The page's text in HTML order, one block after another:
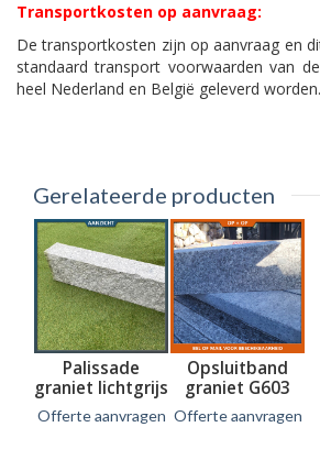
Transportkosten op aanvraag:
De transportkosten zijn op aanvraag en
standaard transport voorwaarden van
heel Nederland en België geleverd worden.
Gerelateerde producten
Palissade
graniet lichtgrijs
ruw bekapt
Offerte aanvragen
Opsluitband
graniet G603
witgrijs *ACTIE*
Offerte aanvragen